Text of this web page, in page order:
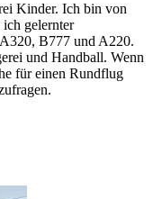
Kinder. Ich bin von
gelernter
B777 und A220.
und Handball. Wenn
für einen Rundflug